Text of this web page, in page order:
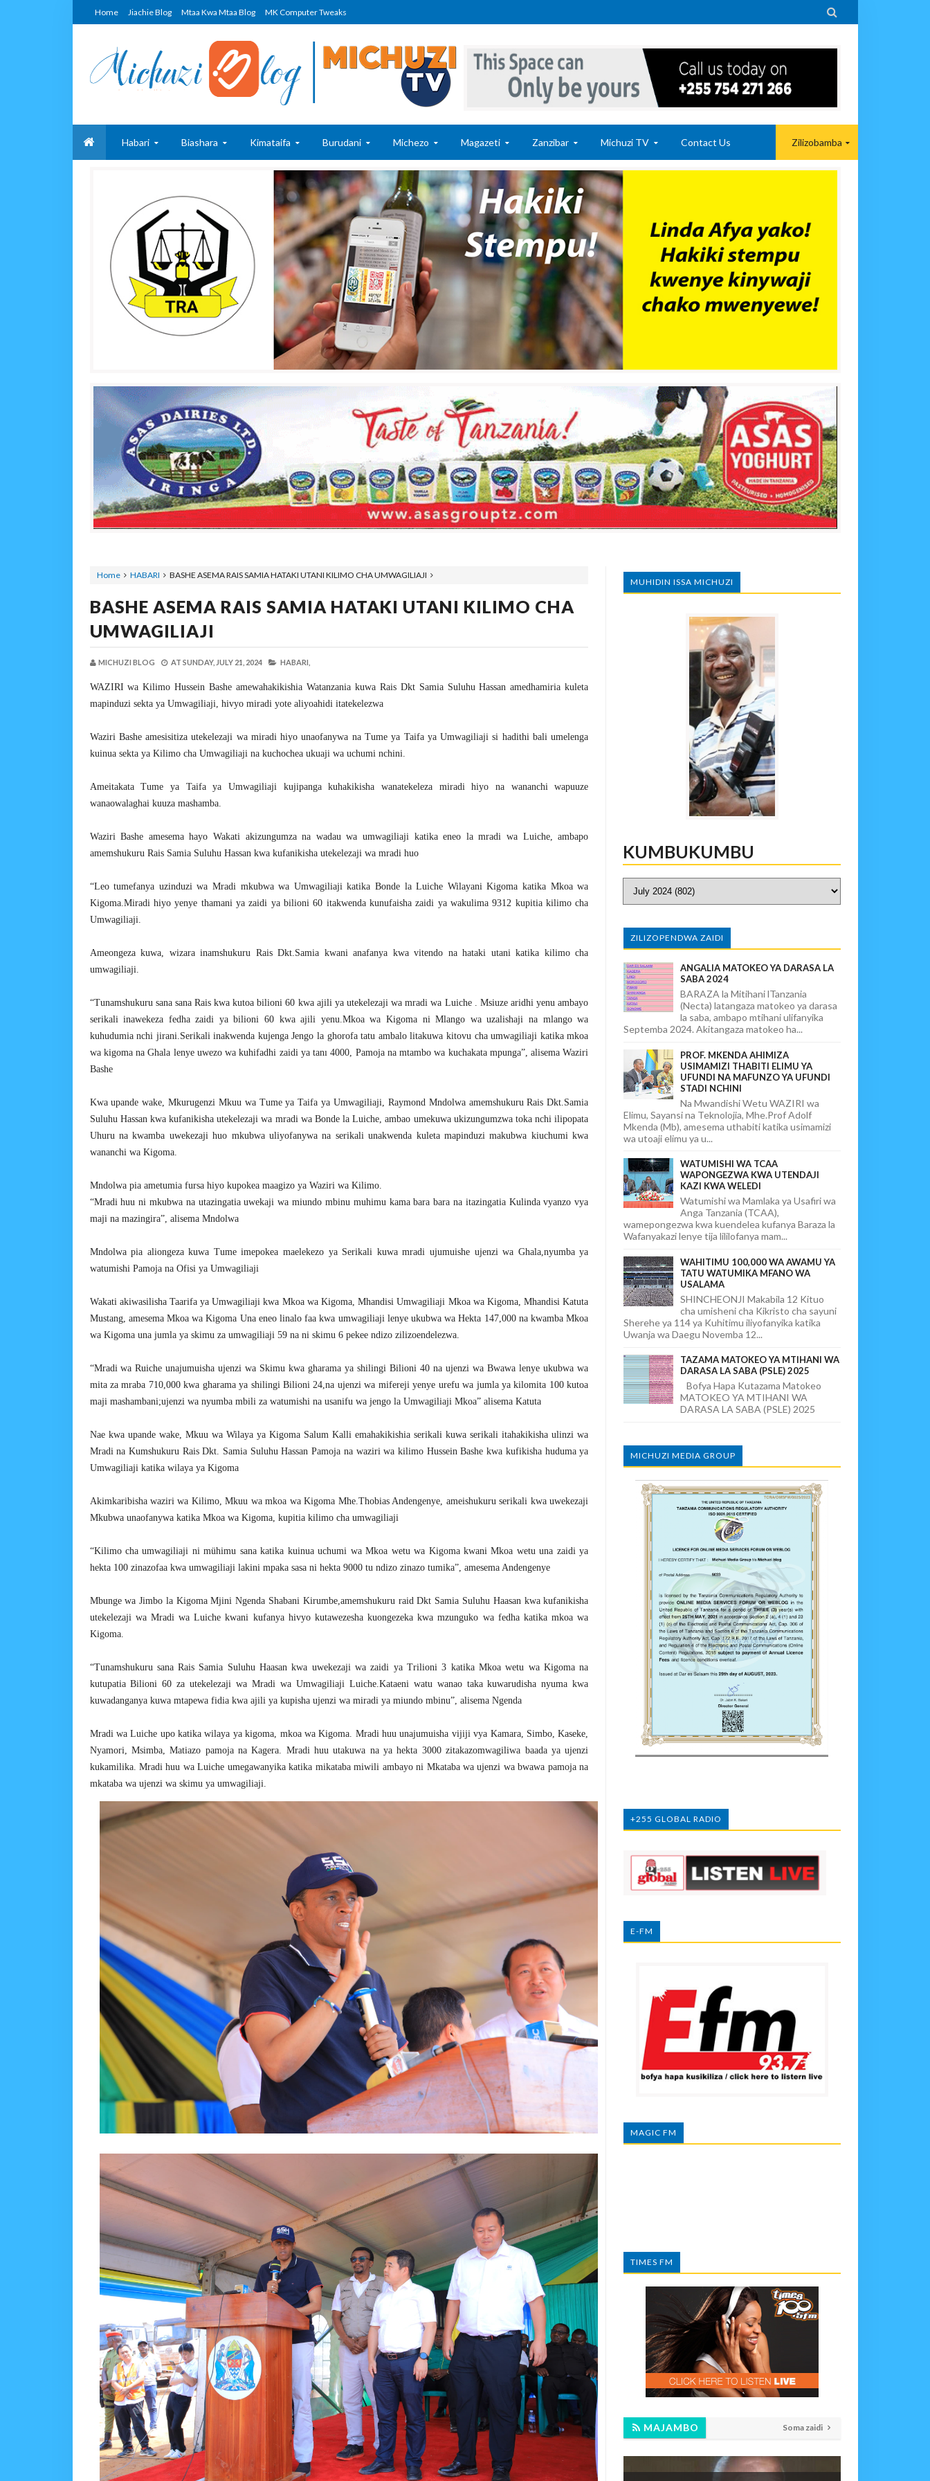
Home Jiachie Blog Mtaa Kwa Mtaa Blog MK Computer Tweaks 
Habari Biashara Kimataifa Burudani Michezo Magazeti Zanzibar Michuzi TV Contact Us Zilizobamba
Home HABARI BASHE ASEMA RAIS SAMIA HATAKI UTANI KILIMO CHA UMWAGILIAJI
BASHE ASEMA RAIS SAMIA HATAKI UTANI KILIMO CHA
UMWAGILIAJI
MICHUZI BLOG AT SUNDAY, JULY 21, 2024 HABARI,
WAZIRI wa Kilimo Hussein Bashe amewahakikishia Watanzania kuwa Rais Dkt Samia Suluhu Hassan amedhamiria kuleta
mapinduzi sekta ya Umwagiliaji, hivyo miradi yote aliyoahidi itatekelezwa
Waziri Bashe amesisitiza utekelezaji wa miradi hiyo unaofanywa na Tume ya Taifa ya Umwagiliaji si hadithi bali umelenga
kuinua sekta ya Kilimo cha Umwagiliaji na kuchochea ukuaji wa uchumi nchini.
Ameitakata Tume ya Taifa ya Umwagiliaji kujipanga kuhakikisha wanatekeleza miradi hiyo na wananchi wapuuze
wanaowalaghai kuuza mashamba.
Waziri Bashe amesema hayo Wakati akizungumza na wadau wa umwagiliaji katika eneo la mradi wa Luiche, ambapo
amemshukuru Rais Samia Suluhu Hassan kwa kufanikisha utekelezaji wa mradi huo
“Leo tumefanya uzinduzi wa Mradi mkubwa wa Umwagiliaji katika Bonde la Luiche Wilayani Kigoma katika Mkoa wa
Kigoma.Miradi hiyo yenye thamani ya zaidi ya bilioni 60 itakwenda kunufaisha zaidi ya wakulima 9312 kupitia kilimo cha
Umwagiliaji.
Ameongeza kuwa, wizara inamshukuru Rais Dkt.Samia kwani anafanya kwa vitendo na hataki utani katika kilimo cha
umwagiliaji.
“Tunamshukuru sana sana Rais kwa kutoa bilioni 60 kwa ajili ya utekelezaji wa mradi wa Luiche . Msiuze aridhi yenu ambayo
serikali inawekeza fedha zaidi ya bilioni 60 kwa ajili yenu.Mkoa wa Kigoma ni Mlango wa uzalishaji na mlango wa
kuhudumia nchi jirani.Serikali inakwenda kujenga Jengo la ghorofa tatu ambalo litakuwa kitovu cha umwagiliaji katika mkoa
wa kigoma na Ghala lenye uwezo wa kuhifadhi zaidi ya tanı 4000, Pamoja na mtambo wa kuchakata mpunga”, alisema Waziri
Bashe
Kwa upande wake, Mkurugenzi Mkuu wa Tume ya Taifa ya Umwagiliaji, Raymond Mndolwa amemshukuru Rais Dkt.Samia
Suluhu Hassan kwa kufanikisha utekelezaji wa mradi wa Bonde la Luiche, ambao umekuwa ukizungumzwa toka nchi ilipopata
Uhuru na kwamba uwekezaji huo mkubwa uliyofanywa na serikali unakwenda kuleta mapinduzi makubwa kiuchumi kwa
wananchi wa Kigoma.
Mndolwa pia ametumia fursa hiyo kupokea maagizo ya Waziri wa Kilimo.
“Mradi huu ni mkubwa na utazingatia uwekaji wa miundo mbinu muhimu kama bara bara na itazingatia Kulinda vyanzo vya
maji na mazingira”, alisema Mndolwa
Mndolwa pia aliongeza kuwa Tume imepokea maelekezo ya Serikali kuwa mradi ujumuishe ujenzi wa Ghala,nyumba ya
watumishi Pamoja na Ofisi ya Umwagiliaji
Wakati akiwasilisha Taarifa ya Umwagiliaji kwa Mkoa wa Kigoma, Mhandisi Umwagiliaji Mkoa wa Kigoma, Mhandisi Katuta
Mustang, amesema Mkoa wa Kigoma Una eneo linalo faa kwa umwagiliaji lenye ukubwa wa Hekta 147,000 na kwamba Mkoa
wa Kigoma una jumla ya skimu za umwagiliaji 59 na ni skimu 6 pekee ndizo zilizoendelezwa.
“Mradi wa Ruiche unajumuisha ujenzi wa Skimu kwa gharama ya shilingi Bilioni 40 na ujenzi wa Bwawa lenye ukubwa wa
mita za mraba 710,000 kwa gharama ya shilingi Bilioni 24,na ujenzi wa mifereji yenye urefu wa jumla ya kilomita 100 kutoa
maji mashambani;ujenzi wa nyumba mbili za watumishi na usanifu wa jengo la Umwagiliaji Mkoa” alisema Katuta
Nae kwa upande wake, Mkuu wa Wilaya ya Kigoma Salum Kalli emahakikishia serikali kuwa serikali itahakikisha ulinzi wa
Mradi na Kumshukuru Rais Dkt. Samia Suluhu Hassan Pamoja na waziri wa kilimo Hussein Bashe kwa kufikisha huduma ya
Umwagiliaji katika wilaya ya Kigoma
Akimkaribisha waziri wa Kilimo, Mkuu wa mkoa wa Kigoma Mhe.Thobias Andengenye, ameishukuru serikali kwa uwekezaji
Mkubwa unaofanywa katika Mkoa wa Kigoma, kupitia kilimo cha umwagiliaji
“Kilimo cha umwagiliaji ni mühimu sana katika kuinua uchumi wa Mkoa wetu wa Kigoma kwani Mkoa wetu una zaidi ya
hekta 100 zinazofaa kwa umwagiliaji lakini mpaka sasa ni hekta 9000 tu ndizo zinazo tumika”, amesema Andengenye
Mbunge wa Jimbo la Kigoma Mjini Ngenda Shabani Kirumbe,amemshukuru raid Dkt Samia Suluhu Haasan kwa kufanikisha
utekelezaji wa Mradi wa Luiche kwani kufanya hivyo kutawezesha kuongezeka kwa mzunguko wa fedha katika mkoa wa
Kigoma.
“Tunamshukuru sana Rais Samia Suluhu Haasan kwa uwekezaji wa zaidi ya Trilioni 3 katika Mkoa wetu wa Kigoma na
kutupatia Bilioni 60 za utekelezaji wa Mradi wa Umwagiliaji Luiche.Kataeni watu wanao taka kuwarudisha nyuma kwa
kuwadanganya kuwa mtapewa fidia kwa ajili ya kupisha ujenzi wa miradi ya miundo mbinu”, alisema Ngenda
Mradi wa Luiche upo katika wilaya ya kigoma, mkoa wa Kigoma. Mradi huu unajumuisha vijiji vya Kamara, Simbo, Kaseke,
Nyamori, Msimba, Matiazo pamoja na Kagera. Mradi huu utakuwa na ya hekta 3000 zitakazomwagiliwa baada ya ujenzi
kukamilika. Mradi huu wa Luiche umegawanyika katika mikataba miwili ambayo ni Mkataba wa ujenzi wa bwawa pamoja na
mkataba wa ujenzi wa skimu ya umwagiliaji.
MUHIDIN ISSA MICHUZI
KUMBUKUMBU
ZILIZOPENDWA ZAIDI
ANGALIA MATOKEO YA DARASA LA
SABA 2024
BARAZA la Mitihani lTanzania
(Necta) latangaza matokeo ya darasa
la saba, ambapo mtihani ulifanyika
Septemba 2024. Akitangaza matokeo ha...
PROF. MKENDA AHIMIZA
USIMAMIZI THABITI ELIMU YA
UFUNDI NA MAFUNZO YA UFUNDI
STADI NCHINI
Na Mwandishi Wetu WAZIRI wa
Elimu, Sayansi na Teknolojia, Mhe.Prof Adolf
Mkenda (Mb), amesema uthabiti katika usimamizi
wa utoaji elimu ya u...
WATUMISHI WA TCAA
WAPONGEZWA KWA UTENDAJI
KAZI KWA WELEDI
Watumishi wa Mamlaka ya Usafiri wa
Anga Tanzania (TCAA),
wamepongezwa kwa kuendelea kufanya Baraza la
Wafanyakazi lenye tija lililofanya mam...
WAHITIMU 100,000 WA AWAMU YA
TATU WATUMIKA MFANO WA
USALAMA
SHINCHEONJI Makabila 12 Kituo
cha umisheni cha Kikristo cha sayuni
Sherehe ya 114 ya Kuhitimu iliyofanyika katika
Uwanja wa Daegu Novemba 12...
TAZAMA MATOKEO YA MTIHANI WA
DARASA LA SABA (PSLE) 2025
Bofya Hapa Kutazama Matokeo
MATOKEO YA MTIHANI WA
DARASA LA SABA (PSLE) 2025
MICHUZI MEDIA GROUP
+255 GLOBAL RADIO
E-FM
MAGIC FM
TIMES FM
MAJAMBO Soma zaidi